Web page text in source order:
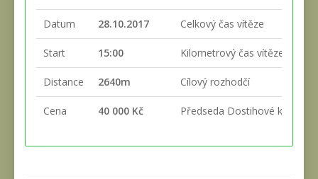
Datum 28.10.2017 Celkový čas vítěze
Start 15:00 Kilometrový čas vítěze
Distance 2640m Cílový rozhodčí
Cena 40 000 Kč Předseda Dostihové komise